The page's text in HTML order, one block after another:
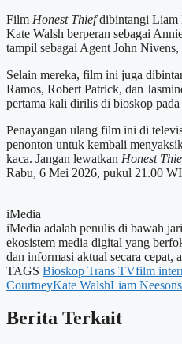
Film Honest Thiefdibintangi Liam
Kate Walsh berperan sebagai
tampil sebagai Agent John
Selain mereka, film ini juga
Ramos, Robert Patrick, dan
pertama kali dirilis di bioskop
Penayangan ulang film ini di
penonton untuk kembali
kaca. Jangan lewatkan Honest
Rabu, 6 Mei 2026, pukul 21.00
iMedia
iMedia adalah penulis di bawah
ekosistem media digital yang
dan informasi aktual secara cepat,
TAGS Bioskop Trans TVfilm
CourtneyKate WalshLiam Neeson
Berita Terkait